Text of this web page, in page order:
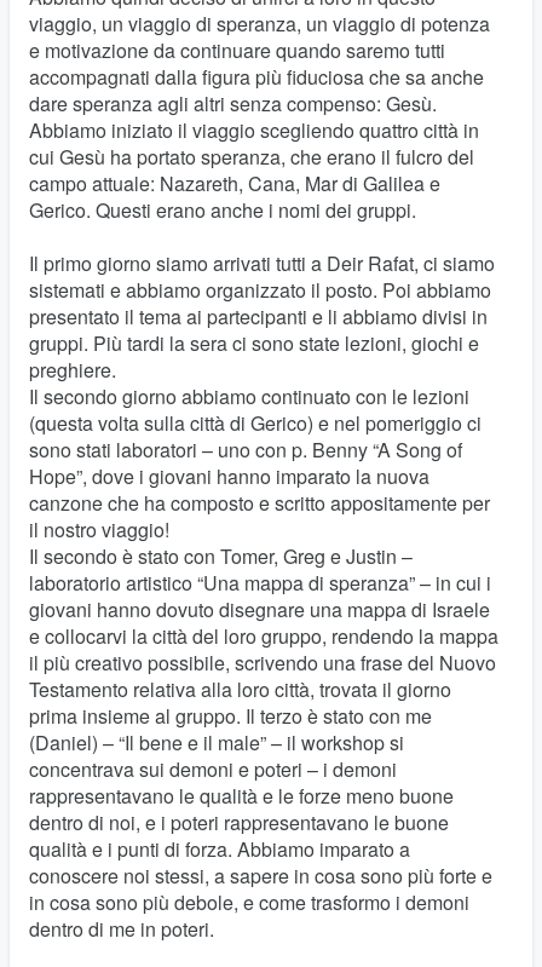
viaggio, un viaggio di speranza, un viaggio di potenza
e motivazione da continuare quando saremo tutti
accompagnati dalla figura più fiduciosa che sa anche
dare speranza agli altri senza compenso: Gesù.
Abbiamo iniziato il viaggio scegliendo quattro città in
cui Gesù ha portato speranza, che erano il fulcro del
campo attuale: Nazareth, Cana, Mar di Galilea e
Gerico. Questi erano anche i nomi dei gruppi.
Il primo giorno siamo arrivati tutti a Deir Rafat, ci siamo
sistemati e abbiamo organizzato il posto. Poi abbiamo
presentato il tema ai partecipanti e li abbiamo divisi in
gruppi. Più tardi la sera ci sono state lezioni, giochi e
preghiere.
Il secondo giorno abbiamo continuato con le lezioni
(questa volta sulla città di Gerico) e nel pomeriggio ci
sono stati laboratori – uno con p. Benny “A Song of
Hope”, dove i giovani hanno imparato la nuova
canzone che ha composto e scritto appositamente per
il nostro viaggio!
Il secondo è stato con Tomer, Greg e Justin –
laboratorio artistico “Una mappa di speranza” – in cui i
giovani hanno dovuto disegnare una mappa di Israele
e collocarvi la città del loro gruppo, rendendo la mappa
il più creativo possibile, scrivendo una frase del Nuovo
Testamento relativa alla loro città, trovata il giorno
prima insieme al gruppo. Il terzo è stato con me
(Daniel) – “Il bene e il male” – il workshop si
concentrava sui demoni e poteri – i demoni
rappresentavano le qualità e le forze meno buone
dentro di noi, e i poteri rappresentavano le buone
qualità e i punti di forza. Abbiamo imparato a
conoscere noi stessi, a sapere in cosa sono più forte e
in cosa sono più debole, e come trasformo i demoni
dentro di me in poteri.